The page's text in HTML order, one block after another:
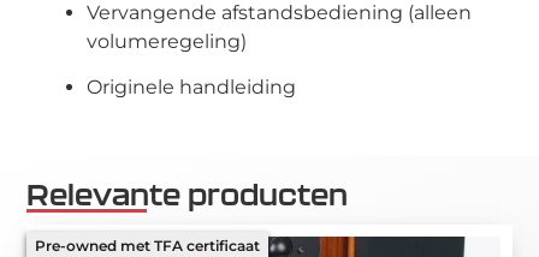
Vervangende afstandsbediening (alleen
volumeregeling)
Originele handleiding
Relevante producten
Pre-owned met TFA certificaat